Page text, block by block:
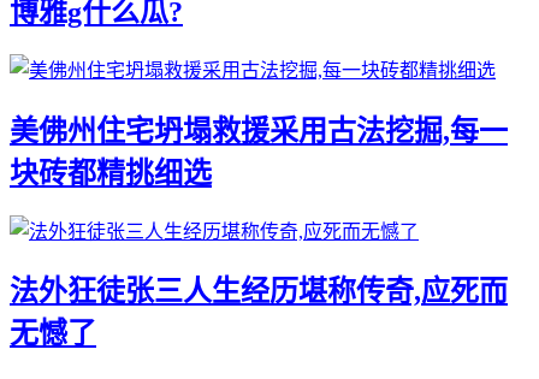
博雅g什么瓜?
美佛州住宅坍塌救援采用古法挖掘,每一
块砖都精挑细选
法外狂徒张三人生经历堪称传奇,应死而
无憾了